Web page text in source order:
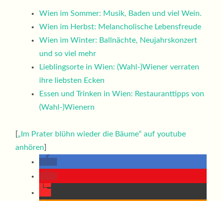
Wien im Sommer: Musik, Baden und viel Wein.
Wien im Herbst: Melancholische Lebensfreude
Wien im Winter: Ballnächte, Neujahrskonzert
und so viel mehr
Lieblingsorte in Wien: (Wahl-)Wiener verraten
ihre liebsten Ecken
Essen und Trinken in Wien: Restauranttipps von
(Wahl-)Wienern
[„Im Prater blühn wieder die Bäume“ auf youtube
anhören]